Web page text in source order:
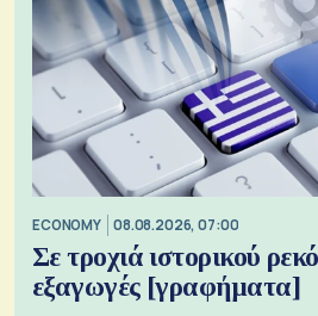
ECONOMY 08.08.2026, 07:00
Σε τροχιά ιστορικού
εξαγωγές [γραφήματα]